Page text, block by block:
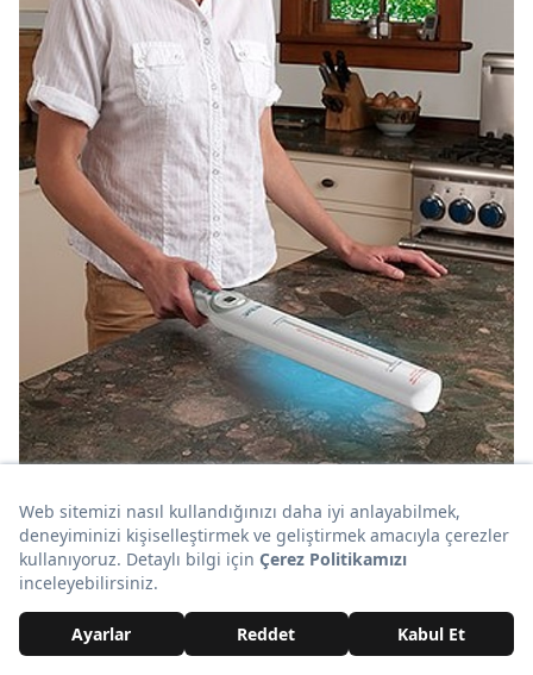
Verilux
mutfağınızda hijyeni sağlayacak. Ayrıca şarj
edilebilir.